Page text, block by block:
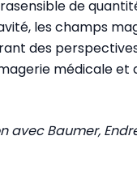
de
les champs
des
médicale et
avec Baumer,